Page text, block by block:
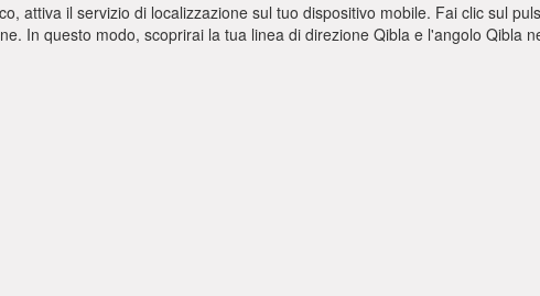
attiva il servizio di localizzazione sul tuo dispositivo mobile. Fai clic sul
In questo modo, scoprirai la tua linea di direzione Qibla e l'angolo Qibla